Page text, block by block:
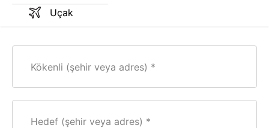
Uçak
Kökenli (şehir veya adres)
Hedef (şehir veya adres)